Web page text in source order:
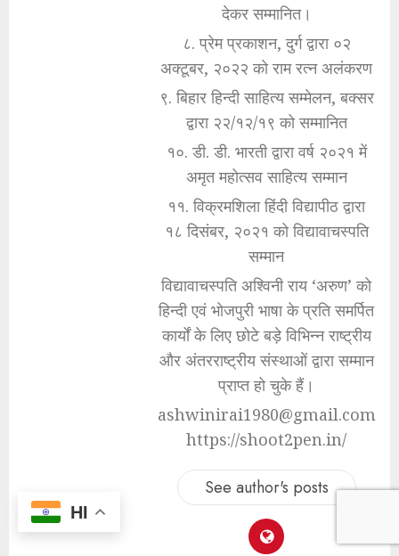
देकर सम्मानित।
८. प्रेम प्रकाशन, दुर्ग द्वारा ०२
अक्टूबर, २०२२ को राम रत्न अलंकरण
९. बिहार हिन्दी साहित्य सम्मेलन, बक्सर
द्वारा २२/१२/१९ को सम्मानित
१०. डी. डी. भारती द्वारा वर्ष २०२१ में
अमृत महोत्सव साहित्य सम्मान
११. विक्रमशिला हिंदी विद्यापीठ द्वारा
१८ दिसंबर, २०२१ को विद्यावाचस्पति
सम्मान
विद्यावाचस्पति अश्विनी राय ‘अरुण’ को
हिन्दी एवं भोजपुरी भाषा के प्रति समर्पित
कार्यों के लिए छोटे बड़े विभिन्न राष्ट्रीय
और अंतरराष्ट्रीय संस्थाओं द्वारा सम्मान
प्राप्त हो चुके हैं।
ashwinirai1980@gmail.com
https://shoot2pen.in/
See author's posts
HI